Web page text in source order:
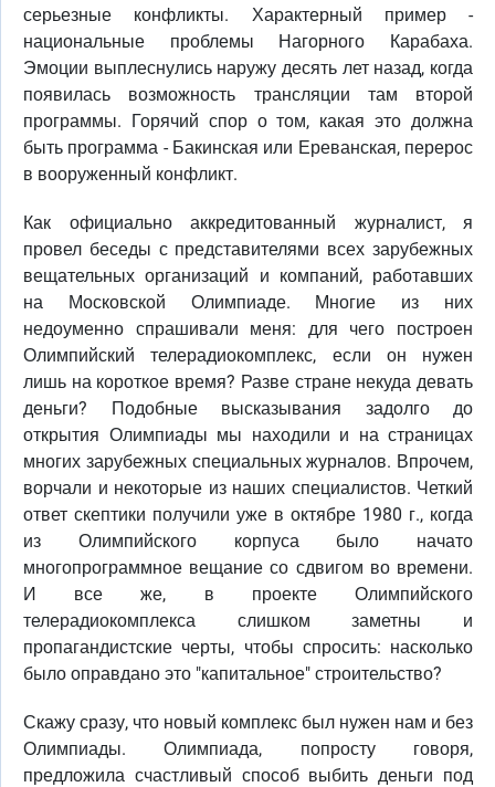
серьезные конфликты. Характерный пример -
национальные проблемы Нагорного Карабаха.
Эмоции выплеснулись наружу десять лет назад, когда
появилась возможность трансляции там второй
программы. Горячий спор о том, какая это должна
быть программа - Бакинская или Ереванская, перерос
в вооруженный конфликт.
Как официально аккредитованный журналист, я
провел беседы с представителями всех зарубежных
вещательных организаций и компаний, работавших
на Московской Олимпиаде. Многие из них
недоуменно спрашивали меня: для чего построен
Олимпийский телерадиокомплекс, если он нужен
лишь на короткое время? Разве стране некуда девать
деньги? Подобные высказывания задолго до
открытия Олимпиады мы находили и на страницах
многих зарубежных специальных журналов. Впрочем,
ворчали и некоторые из наших специалистов. Четкий
ответ скептики получили уже в октябре 1980 г., когда
из Олимпийского корпуса было начато
многопрограммное вещание со сдвигом во времени.
И все же, в проекте Олимпийского
телерадиокомплекса слишком заметны и
пропагандистские черты, чтобы спросить: насколько
было оправдано это "капитальное" строительство?
Скажу сразу, что новый комплекс был нужен нам и без
Олимпиады. Олимпиада, попросту говоря,
предложила счастливый способ выбить деньги под